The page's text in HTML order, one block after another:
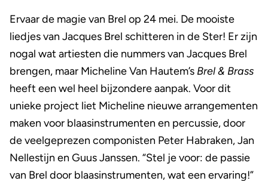
Ervaar de magie van Brel op 24 mei. De mooiste
liedjes van Jacques Brel schitteren in de Ster! Er zijn
nogal wat artiesten die nummers van Jacques Brel
brengen, maar Micheline Van Hautem’s Brel & Brass
heeft een wel heel bijzondere aanpak. Voor dit
unieke project liet Micheline nieuwe arrangementen
maken voor blaasinstrumenten en percussie, door
de veelgeprezen componisten Peter Habraken, Jan
Nellestijn en Guus Janssen. “Stel je voor: de passie
van Brel door blaasinstrumenten, wat een ervaring!”